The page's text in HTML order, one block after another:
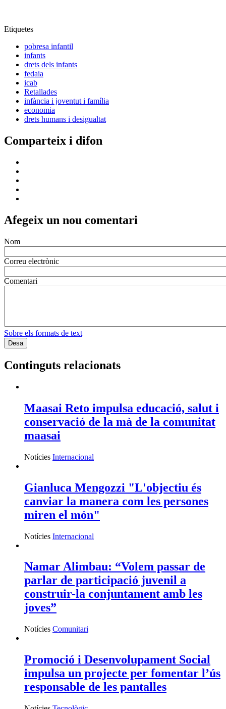
Etiquetes
pobresa infantil
infants
drets dels infants
fedaia
icab
Retallades
infància i joventut i família
economia
drets humans i desigualtat
Comparteix i difon
Afegeix un nou comentari
Nom
Correu electrònic
Comentari
Sobre els formats de text
Continguts relacionats
Maasai Reto impulsa educació, salut i
conservació de la mà de la comunitat
maasai
Notícies Internacional
Gianluca Mengozzi "L'objectiu és
canviar la manera com les persones
miren el món"
Notícies Internacional
Namar Alimbau: “Volem passar de
parlar de participació juvenil a
construir-la conjuntament amb les
joves”
Notícies Comunitari
Promoció i Desenvolupament Social
impulsa un projecte per fomentar l’ús
responsable de les pantalles